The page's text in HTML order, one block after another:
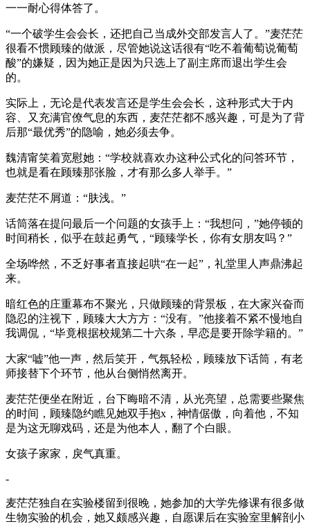
一一耐心得体答了。
“一个破学生会会长，还把自己当成外交部发言人了。”麦茫茫
很看不惯顾臻的做派，尽管她说这话很有“吃不着葡萄说葡萄
酸”的嫌疑，因为她正是因为只选上了副主席而退出学生会
的。
实际上，无论是代表发言还是学生会会长，这种形式大于内
容、又充满官僚气息的东西，麦茫茫都不感兴趣，可是为了背
后那“最优秀”的隐喻，她必须去争。
魏清甯笑着宽慰她：“学校就喜欢办这种公式化的问答环节，
也就是看在顾臻那张脸，才有那么多人举手。”
麦茫茫不屑道：“肤浅。”
话筒落在提问最后一个问题的女孩手上：“我想问，”她停顿的
时间稍长，似乎在鼓起勇气，“顾臻学长，你有女朋友吗？”
全场哗然，不乏好事者直接起哄“在一起”，礼堂里人声鼎沸起
来。
暗红色的庄重幕布不聚光，只做顾臻的背景板，在大家兴奋而
隐忍的注视下，顾臻大大方方：“没有。”他接着不紧不慢地自
我调侃，“毕竟根据校规第二十六条，早恋是要开除学籍的。”
大家“嘘”他一声，然后笑开，气氛轻松，顾臻放下话筒，有老
师接替下个环节，他从台侧悄然离开。
麦茫茫便坐在附近，台下晦暗不清，从光亮望，总需要些聚焦
的时间，顾臻隐约瞧见她双手抱x，神情倨傲，向着他，不知
是为这无聊戏码，还是为他本人，翻了个白眼。
女孩子家家，戾气真重。
-
麦茫茫独自在实验楼留到很晚，她参加的大学先修课有很多做
生物实验的机会，她又颇感兴趣，自愿课后在实验室里解剖小